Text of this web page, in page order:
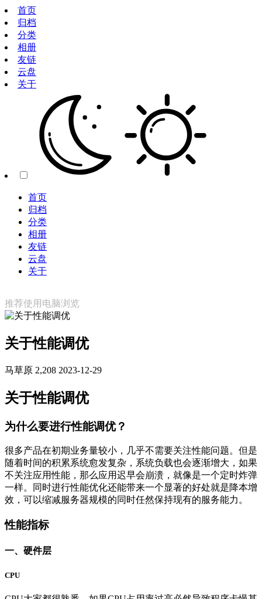
首页
归档
分类
相册
友链
云盘
关于
首页
归档
分类
相册
友链
云盘
关于
推荐使用电脑浏览
关于性能调优
马草原 2,208 2023-12-29
关于性能调优
为什么要进行性能调优？
很多产品在初期业务量较小，几乎不需要关注性能问题。但是
随着时间的积累系统愈发复杂，系统负载也会逐渐增大，如果
不关注应用性能，那么应用迟早会崩溃，就像是一个定时炸弹
一样。同时进行性能优化还能带来一个显著的好处就是降本增
效，可以缩减服务器规模的同时任然保持现有的服务能力。
性能指标
一、硬件层
CPU